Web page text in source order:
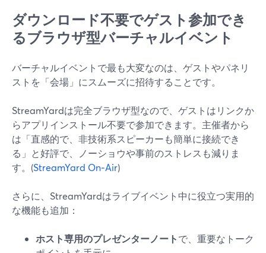
ダウンロード不要でゲスト参加でき
るブラウザ型バーチャルイベント
バーチャルイベントで最も大変なのは、ゲストやパネリ
ストを「会場」にスムーズに招待することです。
StreamYardは完全ブラウザ型なので、ゲストはリンクか
らアプリインストール不要で参加できます。主催者から
は「直感的で、非技術系スピーカーも簡単に接続でき
る」と好評で、ノーショウや事前のストレスも減りま
す。(StreamYard On‑Air)
さらに、StreamYardはライブイベント中に役立つ実用的
な機能も追加：
ホスト専用のプレゼンターノートで、重要なトーク